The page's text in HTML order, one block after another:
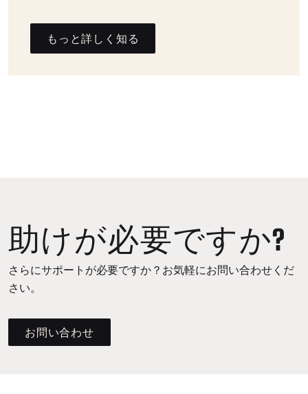
もっと詳しく知る
助けが必要ですか?
さらにサポートが必要ですか？お気軽にお問い合わせくだ
さい。
お問い合わせ